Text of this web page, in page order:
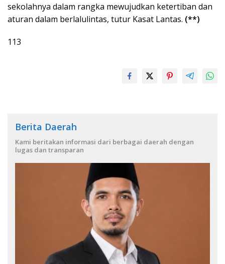
sekolahnya dalam rangka mewujudkan ketertiban dan
aturan dalam berlalulintas, tutur Kasat Lantas. (**)
113
Berita Daerah
Kami beritakan informasi dari berbagai daerah dengan
lugas dan transparan